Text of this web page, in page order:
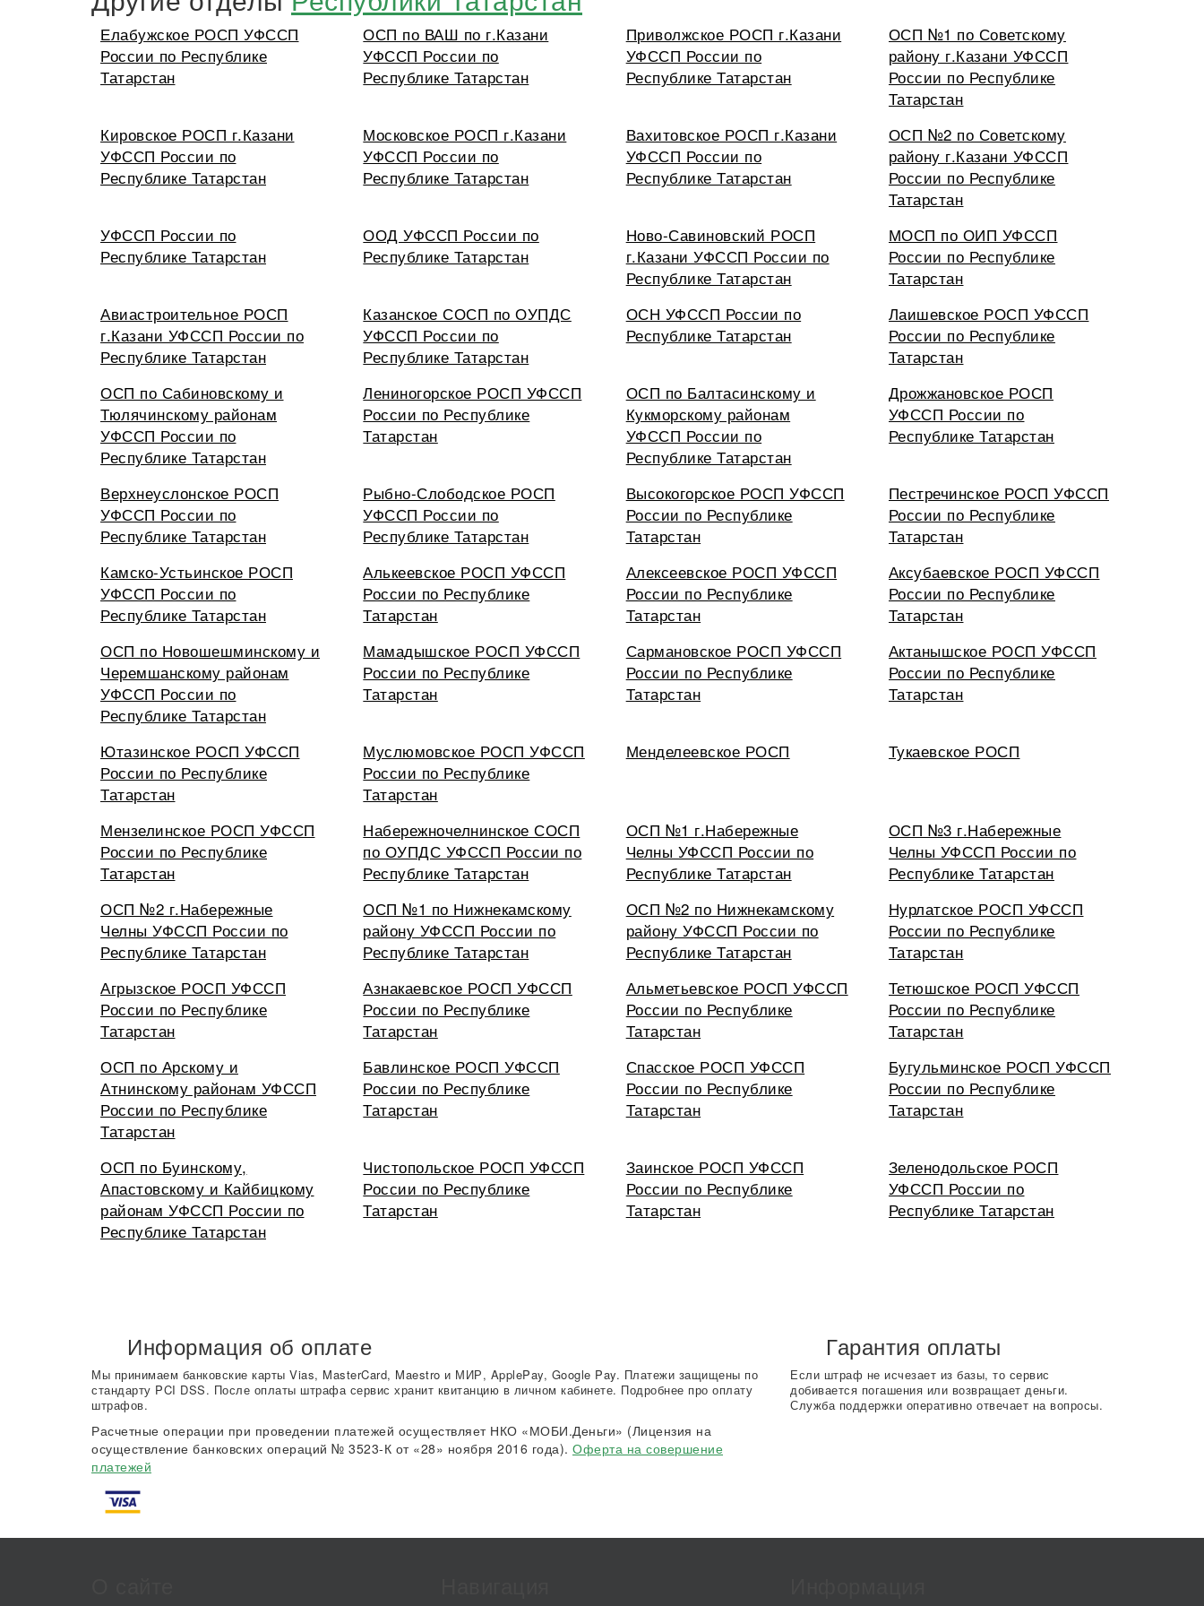
Елабужское РОСП УФССП
России по Республике
Татарстан
ОСП по ВАШ по г.Казани
УФССП России по
Республике Татарстан
Приволжское РОСП г.Казани
УФССП России по
Республике Татарстан
ОСП №1 по Советскому
району г.Казани УФССП
России по Республике
Татарстан
Кировское РОСП г.Казани
УФССП России по
Республике Татарстан
Московское РОСП г.Казани
УФССП России по
Республике Татарстан
Вахитовское РОСП г.Казани
УФССП России по
Республике Татарстан
ОСП №2 по Советскому
району г.Казани УФССП
России по Республике
Татарстан
УФССП России по
Республике Татарстан
ООД УФССП России по
Республике Татарстан
Ново-Савиновский РОСП
г.Казани УФССП России по
Республике Татарстан
МОСП по ОИП УФССП
России по Республике
Татарстан
Авиастроительное РОСП
г.Казани УФССП России по
Республике Татарстан
Казанское СОСП по ОУПДС
УФССП России по
Республике Татарстан
ОСН УФССП России по
Республике Татарстан
Лаишевское РОСП УФССП
России по Республике
Татарстан
ОСП по Сабиновскому и
Тюлячинскому районам
УФССП России по
Республике Татарстан
Лениногорское РОСП УФССП
России по Республике
Татарстан
ОСП по Балтасинскому и
Кукморскому районам
УФССП России по
Республике Татарстан
Дрожжановское РОСП
УФССП России по
Республике Татарстан
Верхнеуслонское РОСП
УФССП России по
Республике Татарстан
Рыбно-Слободское РОСП
УФССП России по
Республике Татарстан
Высокогорское РОСП УФССП
России по Республике
Татарстан
Пестречинское РОСП УФССП
России по Республике
Татарстан
Камско-Устьинское РОСП
УФССП России по
Республике Татарстан
Алькеевское РОСП УФССП
России по Республике
Татарстан
Алексеевское РОСП УФССП
России по Республике
Татарстан
Аксубаевское РОСП УФССП
России по Республике
Татарстан
ОСП по Новошешминскому и
Черемшанскому районам
УФССП России по
Республике Татарстан
Мамадышское РОСП УФССП
России по Республике
Татарстан
Сармановское РОСП УФССП
России по Республике
Татарстан
Актанышское РОСП УФССП
России по Республике
Татарстан
Ютазинское РОСП УФССП
России по Республике
Татарстан
Муслюмовское РОСП УФССП
России по Республике
Татарстан
Менделеевское РОСП Тукаевское РОСП
Мензелинское РОСП УФССП
России по Республике
Татарстан
Набережночелнинское СОСП
по ОУПДС УФССП России по
Республике Татарстан
ОСП №1 г.Набережные
Челны УФССП России по
Республике Татарстан
ОСП №3 г.Набережные
Челны УФССП России по
Республике Татарстан
ОСП №2 г.Набережные
Челны УФССП России по
Республике Татарстан
ОСП №1 по Нижнекамскому
району УФССП России по
Республике Татарстан
ОСП №2 по Нижнекамскому
району УФССП России по
Республике Татарстан
Нурлатское РОСП УФССП
России по Республике
Татарстан
Агрызское РОСП УФССП
России по Республике
Татарстан
Азнакаевское РОСП УФССП
России по Республике
Татарстан
Альметьевское РОСП УФССП
России по Республике
Татарстан
Тетюшское РОСП УФССП
России по Республике
Татарстан
ОСП по Арскому и
Атнинскому районам УФССП
России по Республике
Татарстан
Бавлинское РОСП УФССП
России по Республике
Татарстан
Спасское РОСП УФССП
России по Республике
Татарстан
Бугульминское РОСП УФССП
России по Республике
Татарстан
ОСП по Буинскому,
Апастовскому и Кайбицкому
районам УФССП России по
Республике Татарстан
Чистопольское РОСП УФССП
России по Республике
Татарстан
Заинское РОСП УФССП
России по Республике
Татарстан
Зеленодольское РОСП
УФССП России по
Республике Татарстан
Информация об оплате
Мы принимаем банковские карты Vias, MasterCard, Maestro и МИР, ApplePay, Google Pay. Платежи защищены по
стандарту PCI DSS. После оплаты штрафа сервис хранит квитанцию в личном кабинете. Подробнее про оплату
штрафов.
Расчетные операции при проведении платежей осуществляет НКО «МОБИ.Деньги» (Лицензия на
осуществление банковских операций № 3523-К от «28» ноября 2016 года). Оферта на совершение
платежей
Гарантия оплаты
Если штраф не исчезает из базы, то сервис
добивается погашения или возвращает деньги.
Служба поддержки оперативно отвечает на вопросы.